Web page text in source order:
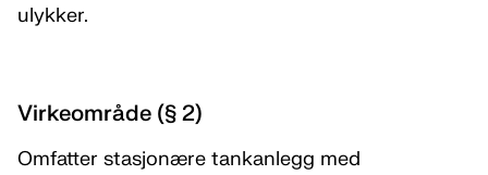
ulykker.
Virkeområde (§ 2)
Omfatter stasjonære tankanlegg med